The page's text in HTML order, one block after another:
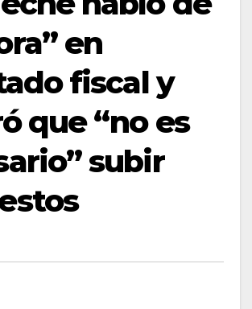
en
fiscal y
que “no es
subir